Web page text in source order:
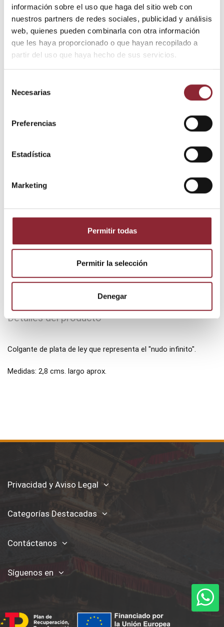
información sobre el uso que haga del sitio web con
nuestros partners de redes sociales, publicidad y análisis
web, quienes pueden combinarla con otra información
que les haya proporcionado o que hayan recopilado a
partir del uso que haya hecho de sus servicios.
Necesarias
Preferencias
Estadística
Marketing
Permitir todas
Permitir la selección
Denegar
Añadir al carrito
¿Tienes dudas? Te asesoramos
Detalles del producto
Colgante de plata de ley que representa el "nudo infinito".
Medidas: 2,8 cms. largo aprox.
Privacidad y Aviso Legal
Categorías Destacadas
Contáctanos
Síguenos en